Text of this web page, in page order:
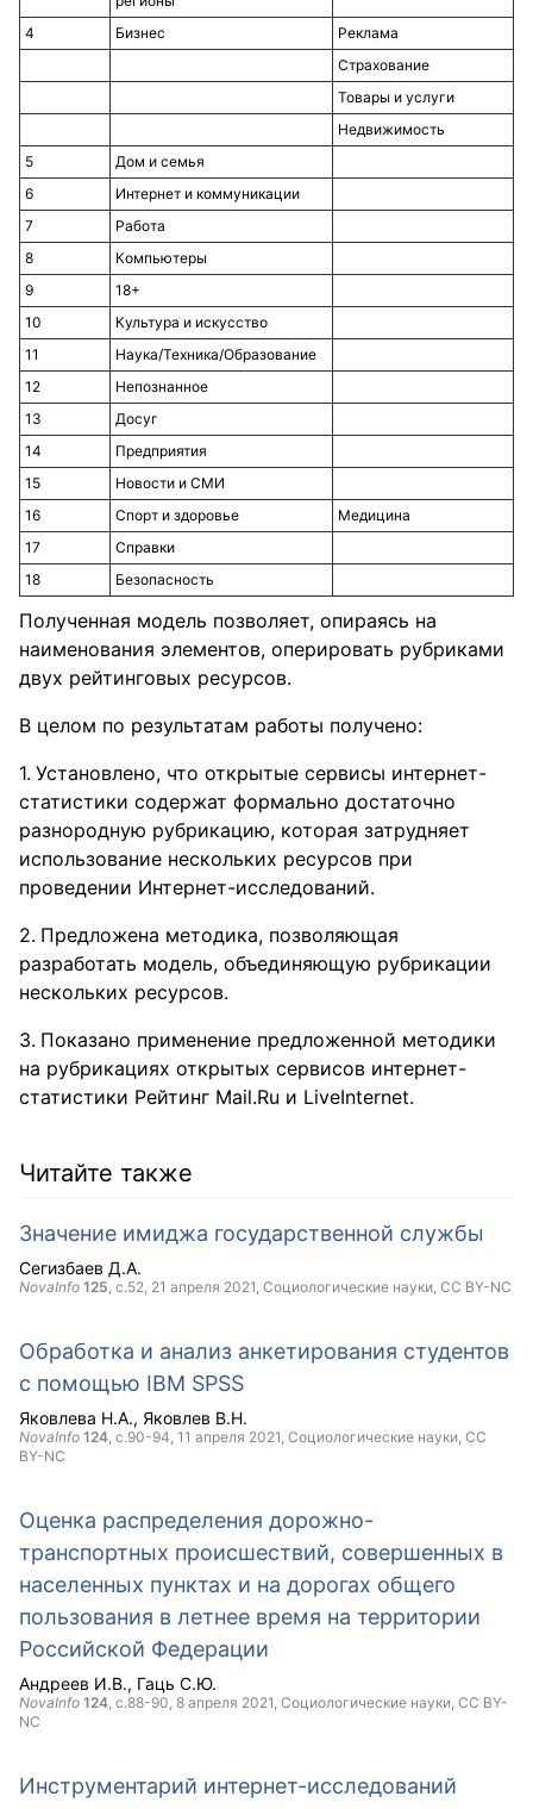
4
Бизнес
Реклама
Страхование
Товары и услуги
Недвижимость
5
Дом и семья
6
Интернет и коммуникации
7
Работа
8
Компьютеры
9
18+
10
Культура и искусство
11
Наука/Техника/Образование
12
Непознанное
13
Досуг
14
Предприятия
15
Новости и СМИ
16
Спорт и здоровье
Медицина
17
Справки
18
Безопасность
Полученная модель позволяет, опираясь на
наименования элементов, оперировать рубриками
двух рейтинговых ресурсов.
В целом по результатам работы получено:
Установлено, что открытые сервисы интернет-
статистики содержат формально достаточно
разнородную рубрикацию, которая затрудняет
использование нескольких ресурсов при
проведении Интернет-исследований.
Предложена методика, позволяющая
разработать модель, объединяющую рубрикации
нескольких ресурсов.
Показано применение предложенной методики
на рубрикациях открытых сервисов интернет-
статистики Рейтинг Mail.Ru и LiveInternet.
Читайте также
Значение имиджа государственной службы
Сегизбаев Д.А.
NovaInfo 125, с.52, 21 апреля 2021, Социологические науки, CC BY-NC
Обработка и анализ анкетирования студентов
с помощью IBM SPSS
Яковлева Н.А. Яковлев В.Н.
NovaInfo 124, с.90-94, 11 апреля 2021, Социологические науки, CC
BY-NC
Оценка распределения дорожно-
транспортных происшествий, совершенных в
населенных пунктах и на дорогах общего
пользования в летнее время на территории
Российской Федерации
Андреев И.В. Гаць С.Ю.
NovaInfo 124, с.88-90, 8 апреля 2021, Социологические науки, CC BY-
NC
Инструментарий интернет-исследований